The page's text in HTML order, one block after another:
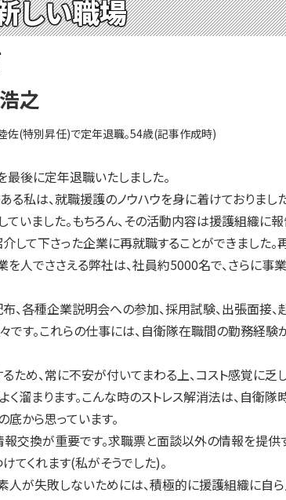
しい職場
之
佐(特別昇任)で定年退職。54歳(記事作成時)
後に定年退職いたしました。
私は、就職援護のノウハウを身に着けておりまし
いました。もちろん、その活動内容は援護組織に報
して下さった企業に再就職することができました
を人でささえる弊社は、社員約5000名で、さらに
、各種企業説明会への参加、採用試験、出張面接
す。これらの仕事には、自衛隊在職間の勤務経
ため、常に不安が付いてまわる上、コスト感覚に
く溜まります。こんな時のストレス解消法は、自
から思っています。
交換が重要です。求職票と面談以外の情報を提
てくれます(私がそうでした)。
が失敗しないためには、積極的に援護組織に自ら